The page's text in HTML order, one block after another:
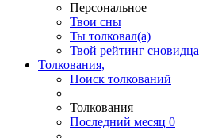
Персональное
Твои сны
Ты толковал(а)
Твой рейтинг сновидца
Толкования,
Поиск толкований
Толкования
Последний месяц 0